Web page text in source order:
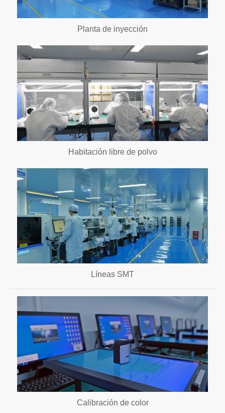
Planta de inyección
Habitación libre de polvo
Líneas SMT
Calibración de color